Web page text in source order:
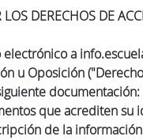
LOS DERECHOS DE
a
u Oposición
que acrediten su
de la